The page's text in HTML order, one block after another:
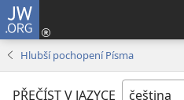
JW.ORG
Hlubší pochopení Písma
PŘEČÍST V JAZYCE